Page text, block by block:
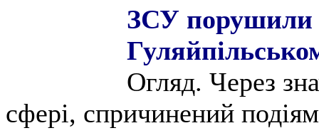
ЗСУ порушили
Огляд. Через
сфері, спричинений